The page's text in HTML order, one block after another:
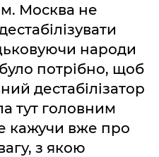
Москва не
народи
потрібно, щоб
дестабілізатор
тут головним
кажучи вже про
з якою